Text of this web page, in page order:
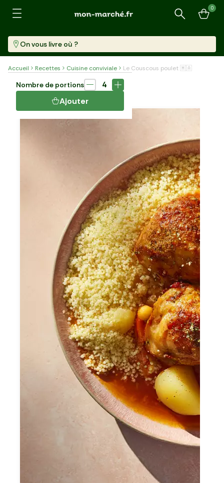
Recherche
0
On vous livre où ?
Accueil Recettes Cuisine conviviale
Le Couscous poulet 🇲🇦
LE COUSCOUS POULET 🇲🇦
Nombre de portions
4
Ajouter